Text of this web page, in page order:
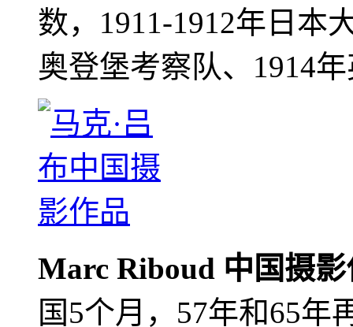
数，1911-1912年日本
奥登堡考察队、1914
Marc Riboud 中国摄
国5个月，57年和65年